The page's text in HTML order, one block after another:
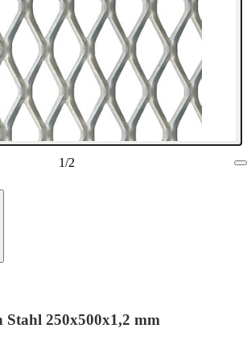
1/2
Stahl 250x500x1,2 mm